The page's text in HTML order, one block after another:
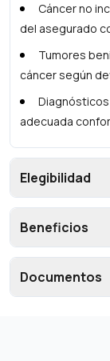
Cáncer no
del asegurado
Tumores
cáncer según
adecuada
Elegibilidad
Beneficios
Documentos